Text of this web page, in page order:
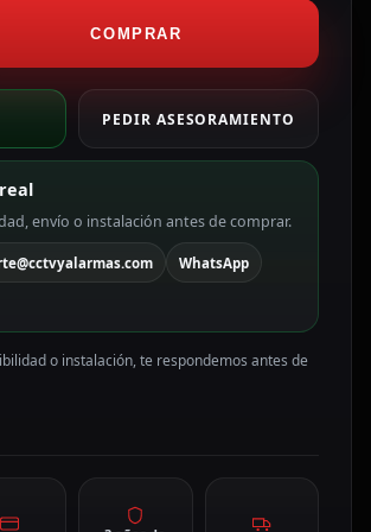
COMPRAR
PEDIR ASESORAMIENTO
envío o instalación antes de comprar.
WhatsApp
o instalación, te respondemos antes de